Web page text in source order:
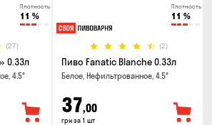
Плотность
11 %
(27)
0.33л
4.5°
Плотность
11 %
(2)
Пиво Fanatic Blanche 0.33л
Белое, Нефильтрованное, 4.5°
37,00
грн за 1 шт